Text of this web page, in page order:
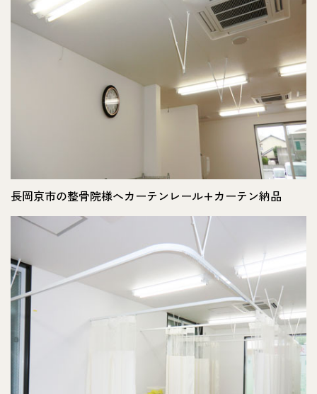
長岡京市の整骨院様へカーテンレール+カーテン納品